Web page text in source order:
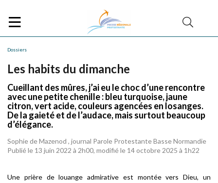
Dossiers
Les habits du dimanche
Cueillant des mûres, j’ai eu le choc d’une rencontre
avec une petite chenille : bleu turquoise, jaune
citron, vert acide, couleurs agencées en losanges.
De la gaieté et de l’audace, mais surtout beaucoup
d’élégance.
Sophie de Mazenod , journal Parole Protestante Basse Normandie
Publié le 13 juin 2022 à 2h00, modifié le 14 octobre 2025 à 1h22
Une prière de louange admirative est montée vers Dieu, un